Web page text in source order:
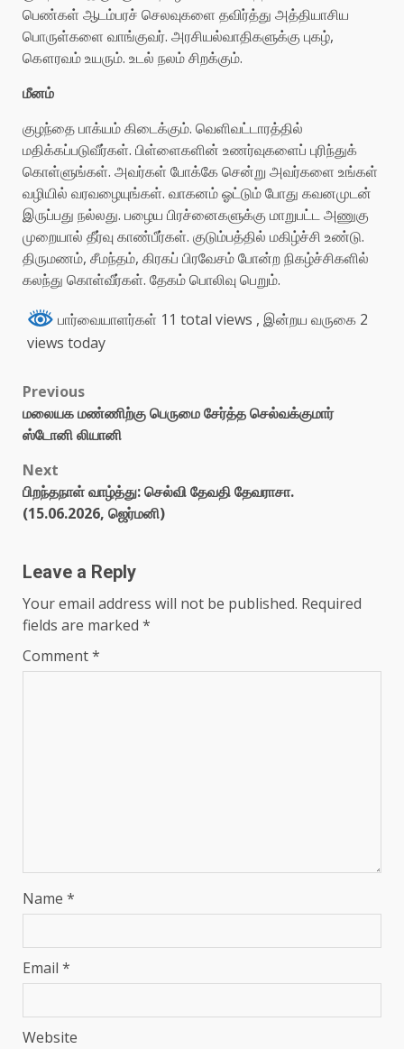
பெண்கள் ஆடம்பரச் செலவுகளை தவிர்த்து அத்தியாசிய
பொருள்களை வாங்குவர். அரசியல்வாதிகளுக்கு புகழ்,
கௌரவம் உயரும். உடல் நலம் சிறக்கும்.
மீனம்
குழந்தை பாக்யம் கிடைக்கும். வெளிவட்டாரத்தில்
மதிக்கப்படுவீர்கள். பிள்ளைகளின் உணர்வுகளைப் புரிந்துக்
கொள்ளுங்கள். அவர்கள் போக்கே சென்று அவர்களை உங்கள்
வழியில் வரவழையுங்கள். வாகனம் ஓட்டும் போது கவனமுடன்
இருப்பது நல்லது. பழைய பிரச்னைகளுக்கு மாறுபட்ட அணுகு
முறையால் தீர்வு காண்பீர்கள். குடும்பத்தில் மகிழ்ச்சி உண்டு.
திருமணம், சீமந்தம், கிரகப் பிரவேசம் போன்ற நிகழ்ச்சிகளில்
கலந்து கொள்வீர்கள். தேகம் பொலிவு பெறும்.
பார்வையாளர்கள் 11 total views , இன்றய வருகை 2
views today
Previous
மலையக மண்ணிற்கு பெருமை சேர்த்த செல்வக்குமார்
ஸ்டோனி லியானி
Next
பிறந்தநாள் வாழ்த்து: செல்வி தேவதி தேவராசா.
(15.06.2026, ஜெர்மனி)
Leave a Reply
Your email address will not be published. Required
fields are marked *
Comment*
Name *
Email *
Website